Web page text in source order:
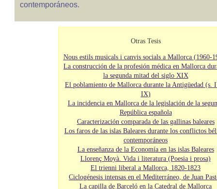
contemporáneos.
Otras Tesis
Nous estils musicals i canvis socials a Mallorca (1960-
La construcción de la profesión médica en Mallorca
la segunda mitad del siglo XIX
El poblamiento de Mallorca durante la Antigüedad (s.
IX)
La incidencia en Mallorca de la legislación de la
República española
Caracterización comparada de las gallinas baleares
Los faros de las islas Baleares durante los conflictos
contemporáneos
La enseñanza de la Economía en las islas Baleares
Llorenç Moyà. Vida i literatura (Poesia i prosa)
El trienni liberal a Mallorca, 1820-1823
Ciclogénesis intensas en el Mediterráneo, de Juan
La capilla de Barceló en la Catedral de Mallorca